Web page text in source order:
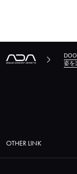
姿を
OTHER LINK